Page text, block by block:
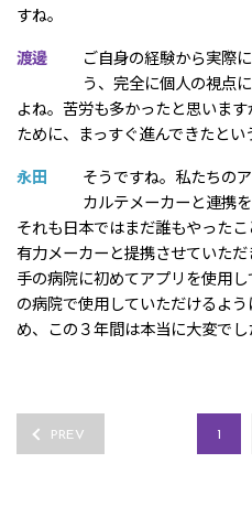
すね。
渡邊
ご自身の経験から実際
う、完全に個人の視点
よね。苦労も多かったと思いま
ために、まっすぐ進んできたとい
永田
そうですね。私たちの
カルテメーカーと連携
それも日本ではまだ誰もやった
有力メーカーと提携させていた
手の病院に初めてアプリを使用
の病院で使用していただけるよ
め、この３年間は本当に大変でし
PREV 1